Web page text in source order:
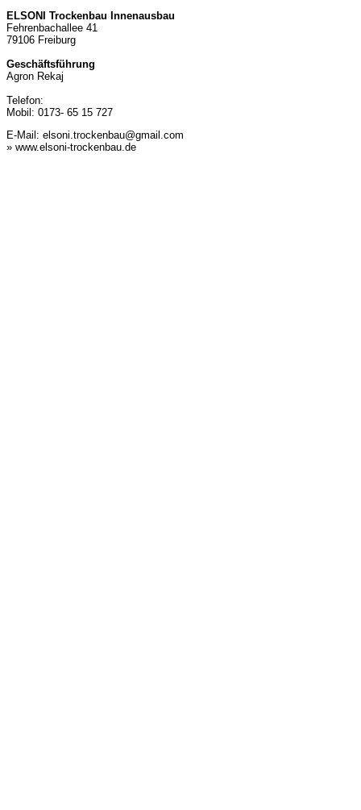
ELSONI Trockenbau Innenausbau
Fehrenbachallee 41
79106 Freiburg
Geschäftsführung
Agron Rekaj
Telefon:
Mobil: 0173- 65 15 727
E-Mail: elsoni.trockenbau@gmail.com
» www.elsoni-trockenbau.de